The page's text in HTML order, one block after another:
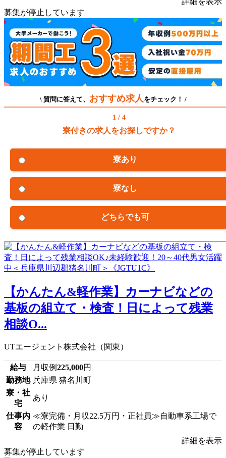
募集が停止しています
\ 質問に答えて、 おすすめ求人 をチェック！ /
1 / 4
寮付きの求人をお探しですか？
寮あり
寮なし
どちらでも可
【かんたん&軽作業】カーナビなどの
基板の組立て・検査！日によって残業
相談O...
UTエージェント株式会社（関東）
給与 月収例225,000円
勤務地 兵庫県 猪名川町
寮・社
宅
あり
仕事内
容
≪寮完備・月収22.5万円・正社員≫自動車系工場で
の軽作業 日勤
詳細を表示
募集が停止しています